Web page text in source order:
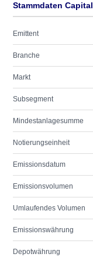
Stammdaten
Emittent
Branche
Markt
Subsegment
Mindestanlagesumme
Notierungseinheit
Emissionsdatum
Emissionsvolumen
Umlaufendes Volumen
Emissionswährung
Depotwährung